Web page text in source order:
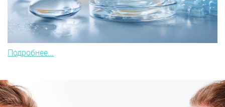
Подробнее...